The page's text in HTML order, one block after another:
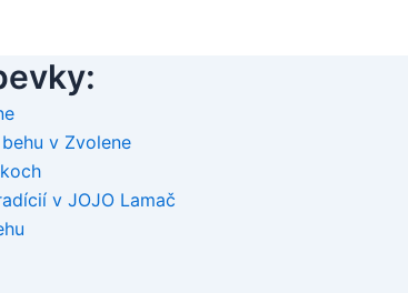
v Zvolene
v JOJO Lamač